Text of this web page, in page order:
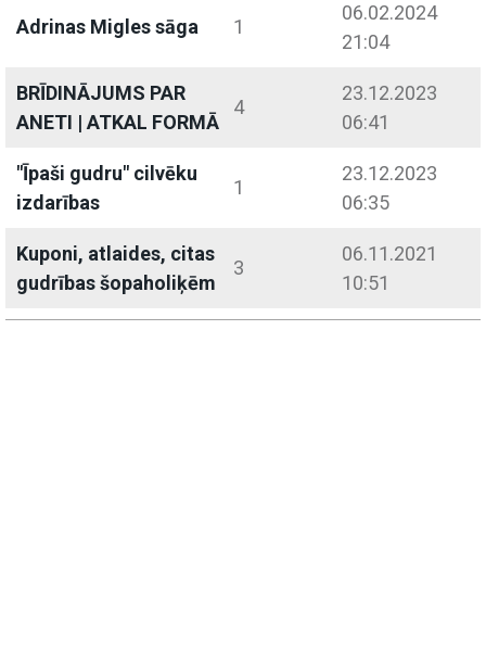
Adrinas Migles sāga 1
06.02.2024
21:04
BRĪDINĀJUMS PAR
ANETI | ATKAL FORMĀ
4
23.12.2023
06:41
"Īpaši gudru" cilvēku
izdarības
1
23.12.2023
06:35
Kuponi, atlaides, citas
gudrības šopaholiķēm
3
06.11.2021
10:51